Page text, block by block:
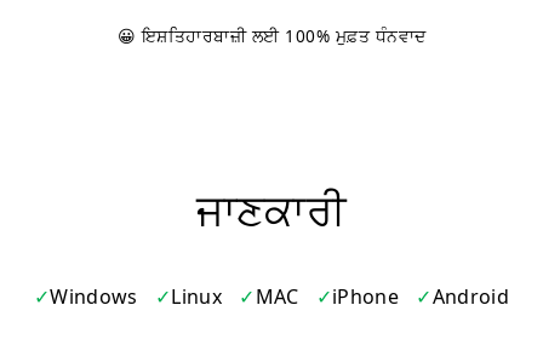
😀 ਇਸ਼ਤਿਹਾਰਬਾਜ਼ੀ ਲਈ 100% ਮੁਫ਼ਤ ਧੰਨਵਾਦ
ਜਾਣਕਾਰੀ
Windows Linux MAC iPhone Android